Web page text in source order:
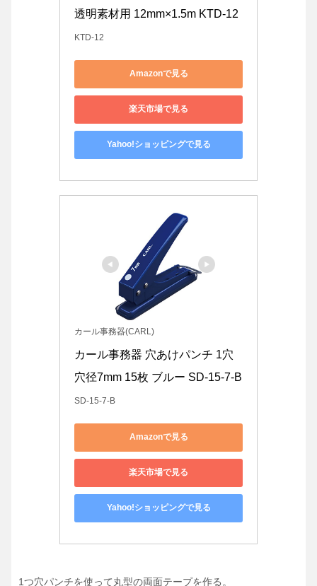
透明素材用 12mm×1.5m KTD-12
KTD-12
Amazonで見る
楽天市場で見る
Yahoo!ショッピングで見る
カール事務器(CARL)
カール事務器 穴あけパンチ 1穴
穴径7mm 15枚 ブルー SD-15-7-B
SD-15-7-B
Amazonで見る
楽天市場で見る
Yahoo!ショッピングで見る
1つ穴パンチを使って丸型の両面テープを作る。